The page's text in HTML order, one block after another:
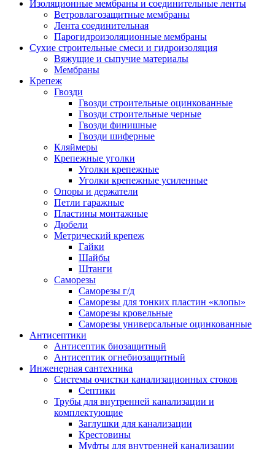
Изоляционные мембраны и соединительные ленты
Ветровлагозащитные мембраны
Лента соединительная
Парогидроизоляционные мембраны
Сухие строительные смеси и гидроизоляция
Вяжущие и сыпучие материалы
Мембраны
Крепеж
Гвозди
Гвозди строительные оцинкованные
Гвозди строительные черные
Гвозди финишные
Гвозди шиферные
Кляймеры
Крепежные уголки
Уголки крепежные
Уголки крепежные усиленные
Опоры и держатели
Петли гаражные
Пластины монтажные
Дюбели
Метрический крепеж
Гайки
Шайбы
Штанги
Саморезы
Саморезы г/д
Саморезы для тонких пластин «клопы»
Саморезы кровельные
Саморезы универсальные оцинкованные
Антисептики
Антисептик биозащитный
Антисептик огнебиозащитный
Инженерная сантехника
Системы очистки канализационных стоков
Септики
Трубы для внутренней канализации и
комплектующие
Заглушки для канализации
Крестовины
Муфты для внутренней канализации